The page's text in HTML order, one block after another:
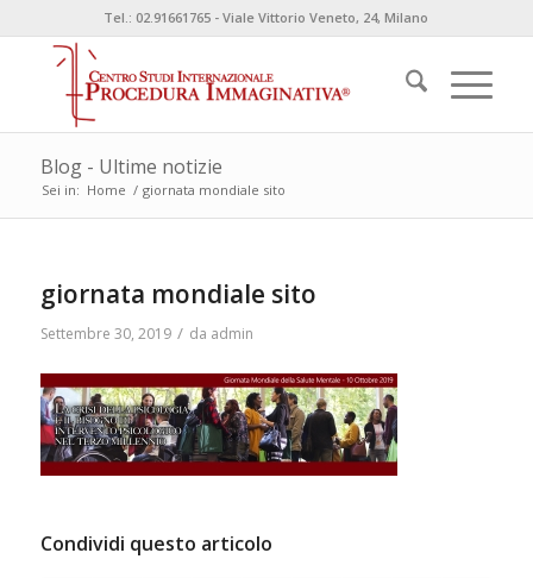
Tel.: 02.91661765 - Viale Vittorio Veneto, 24, Milano
Blog - Ultime notizie
Sei in: Home / giornata mondiale sito
giornata mondiale sito
Settembre 30, 2019 / da admin
Condividi questo articolo